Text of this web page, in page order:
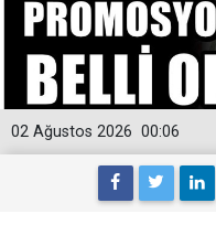
00:06
02 Ağustos 2026